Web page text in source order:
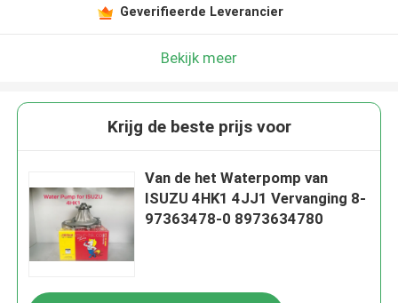
Geverifieerde Leverancier
Bekijk meer
Krijg de beste prijs voor
Van de het Waterpomp van
ISUZU 4HK1 4JJ1 Vervanging 8-
97363478-0 8973634780